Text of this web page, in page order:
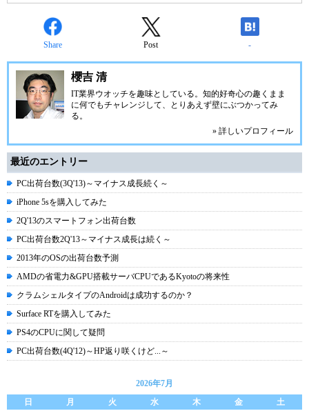
Share Post -
櫻吉 清
IT業界ウオッチを趣味としている。知的好奇心の趣くまま
に何でもチャレンジして、とりあえず壁にぶつかってみ
る。
» 詳しいプロフィール
最近のエントリー
PC出荷台数(3Q'13)～マイナス成長続く～
iPhone 5sを購入してみた
2Q'13のスマートフォン出荷台数
PC出荷台数2Q'13～マイナス成長は続く～
2013年のOSの出荷台数予測
AMDの省電力&GPU搭載サーバCPUであるKyotoの将来性
クラムシェルタイプのAndroidは成功するのか？
Surface RTを購入してみた
PS4のCPUに関して疑問
PC出荷台数(4Q'12)～HP返り咲くけど...～
2026年7月
日
月 火 水 木 金
土